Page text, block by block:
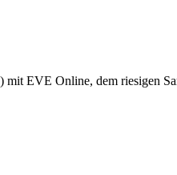
EVE Online, dem riesigen